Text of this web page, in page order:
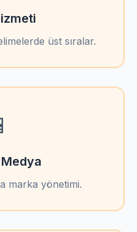
üst sıralar.
marka yönetimi.